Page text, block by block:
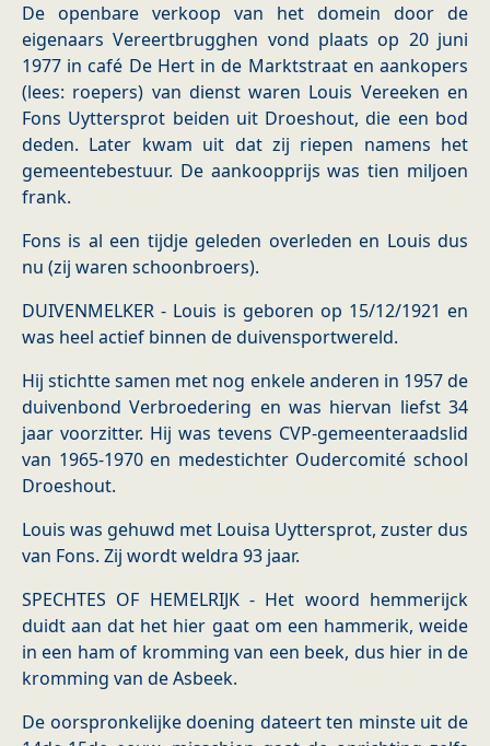
De openbare verkoop van het domein door de
eigenaars Vereertbrugghen vond plaats op 20 juni
1977 in café De Hert in de Marktstraat en aankopers
(lees: roepers) van dienst waren Louis Vereeken en
Fons Uyttersprot beiden uit Droeshout, die een bod
deden. Later kwam uit dat zij riepen namens het
gemeentebestuur. De aankoopprijs was tien miljoen
frank.
Fons is al een tijdje geleden overleden en Louis dus
nu (zij waren schoonbroers).
DUIVENMELKER - Louis is geboren op 15/12/1921 en
was heel actief binnen de duivensportwereld.
Hij stichtte samen met nog enkele anderen in 1957 de
duivenbond Verbroedering en was hiervan liefst 34
jaar voorzitter. Hij was tevens CVP-gemeenteraadslid
van 1965-1970 en medestichter Oudercomité school
Droeshout.
Louis was gehuwd met Louisa Uyttersprot, zuster dus
van Fons. Zij wordt weldra 93 jaar.
SPECHTES OF HEMELRIJK - Het woord hemmerijck
duidt aan dat het hier gaat om een hammerik, weide
in een ham of kromming van een beek, dus hier in de
kromming van de Asbeek.
De oorspronkelijke doening dateert ten minste uit de